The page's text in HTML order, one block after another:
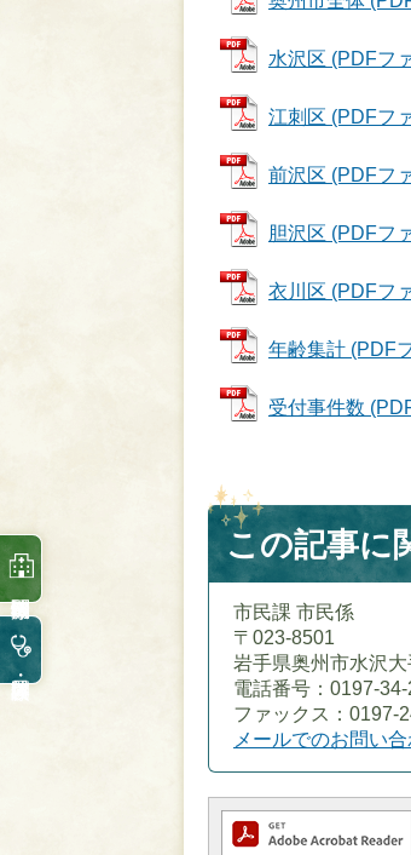
水沢区 (PDFフ
江刺区 (PDFフ
前沢区 (PDFフ
胆沢区 (PDFフ
衣川区 (PDFフ
年齢集計 (PDF
受付事件数
この記事に
市民課 市民係
〒023-8501
岩手県奥州市水沢大
電話番号：0197-
ファックス：0197-
メールでのお問い